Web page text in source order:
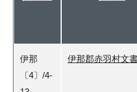
伊那
〔4〕/4-
伊那郡赤羽村文